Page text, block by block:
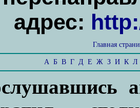
адрес:
Главная
А Б В Г Д Е Ж З И К Л